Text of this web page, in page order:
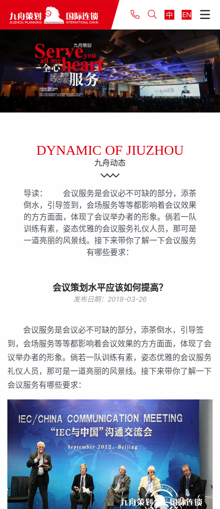
中 EN
DYNAMIC OF JIUZHOU
九舟动态
导读： 会议服务是会议必不可缺的部分，添茶
倒水，引导签到，会场服务等等都影响着会议效果
的方方面面，体现了会议举办者的形象。倘若一队
训练有素，姿态优雅的会议服务礼仪人员，那可是
一道亮丽的风景线。接下来带你了解一下会议服务
有哪些要求：
会议策划水平应该如何提高？
发布日期：2019-03-26
会议服务是会议必不可缺的部分，添茶倒水，引导签
到，会场服务等等都影响着会议效果的方方面面，体现了会
议举办者的形象。倘若一队训练有素，姿态优雅的会议服务
礼仪人员，那可是一道亮丽的风景线。接下来带你了解一下
会议服务有哪些要求：